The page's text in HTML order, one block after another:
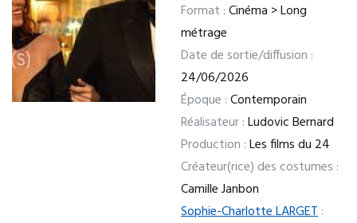
Format :Cinéma > Long
métrage
Date de sortie/diffusion :
24/06/2026
Époque :Contemporain
Réalisateur :Ludovic Bernard
Production :Les films du 24
Créateur(rice) des costumes :
Camille Janbon
Sophie-Charlotte LARGET: